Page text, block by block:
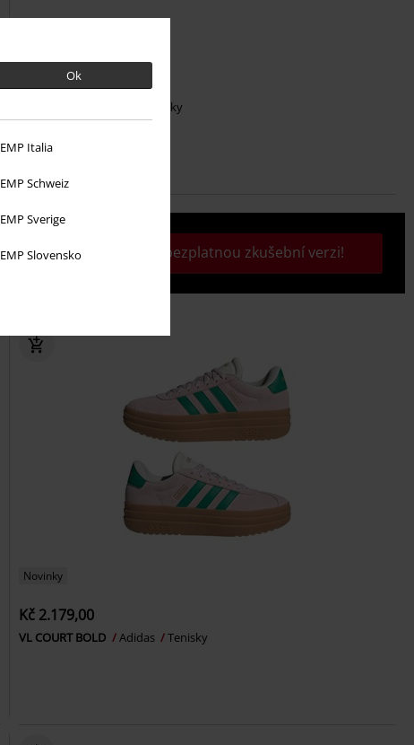
Ok
EMP Italia
EMP Schweiz
EMP Sverige
EMP Slovensko
Kč 1.499,00
Tenisky
Aktivujte si svou bezplatnou zkušební verzi!
Novinky
Kč 2.179,00
VL COURT BOLD Adidas Tenisky